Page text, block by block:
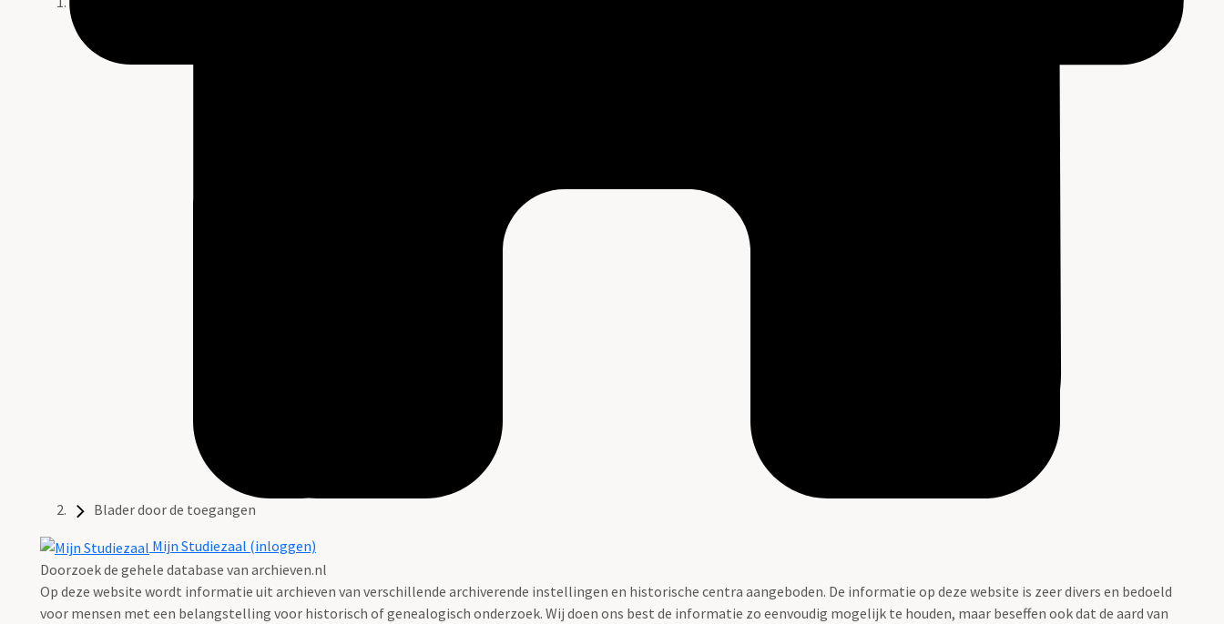
Blader door de toegangen
Mijn Studiezaal (inloggen)
Doorzoek de gehele database van archieven.nl
Op deze website wordt informatie uit archieven van verschillende archiverende instellingen en historische centra aangeboden. De informatie op deze website is zeer divers en bedoeld
voor mensen met een belangstelling voor historisch of genealogisch onderzoek. Wij doen ons best de informatie zo eenvoudig mogelijk te houden, maar beseffen ook dat de aard van